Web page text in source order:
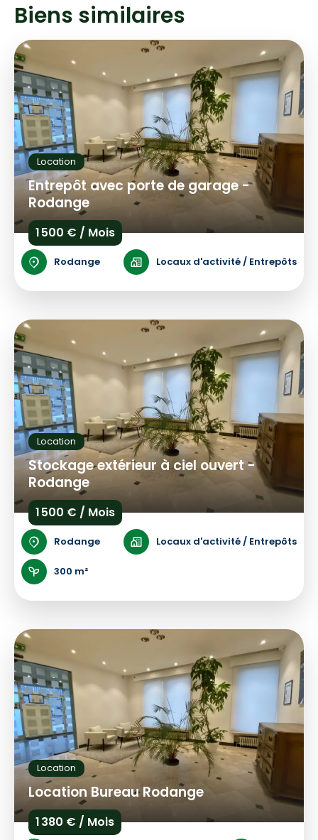
Biens similaires
Location
Entrepôt avec porte de garage -
Rodange
1 500 € / Mois
Rodange Locaux d'activité / Entrepôts
Location
Stockage extérieur à ciel ouvert -
Rodange
1 500 € / Mois
Rodange Locaux d'activité / Entrepôts
300 m²
Location
Location Bureau Rodange
1 380 € / Mois